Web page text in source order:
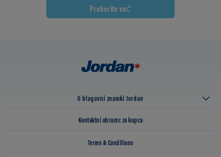
Preberite več
O blagovni znamki Jordan
Kontaktni obrazec za kupca
Terms & Conditions